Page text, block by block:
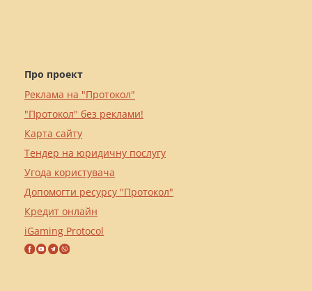
Про проект
Реклама на "Протокол"
"Протокол" без реклами!
Карта сайту
Тендер на юридичну послугу
Угода користувача
Допомогти ресурсу "Протокол"
Кредит онлайн
iGaming Protocol